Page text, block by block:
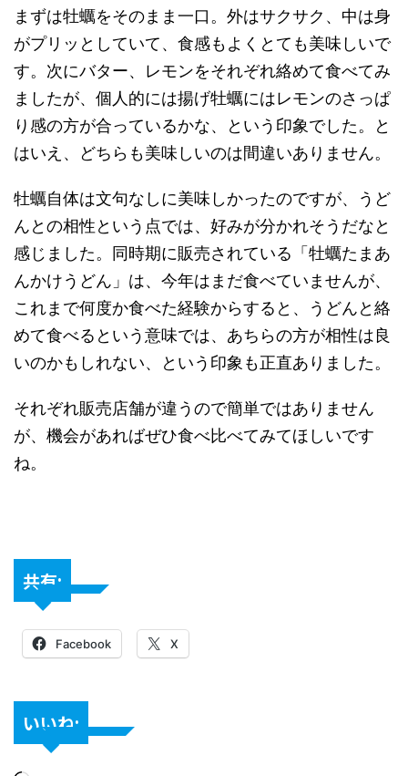
まずは牡蠣をそのまま一口。外はサクサク、中は身
がプリッとしていて、食感もよくとても美味しいで
す。次にバター、レモンをそれぞれ絡めて食べてみ
ましたが、個人的には揚げ牡蠣にはレモンのさっぱ
り感の方が合っているかな、という印象でした。と
はいえ、どちらも美味しいのは間違いありません。
牡蠣自体は文句なしに美味しかったのですが、うど
んとの相性という点では、好みが分かれそうだなと
感じました。同時期に販売されている「牡蠣たまあ
んかけうどん」は、今年はまだ食べていませんが、
これまで何度か食べた経験からすると、うどんと絡
めて食べるという意味では、あちらの方が相性は良
いのかもしれない、という印象も正直ありました。
それぞれ販売店舗が違うので簡単ではありません
が、機会があればぜひ食べ比べてみてほしいです
ね。
共有:
Facebook X
いいね: